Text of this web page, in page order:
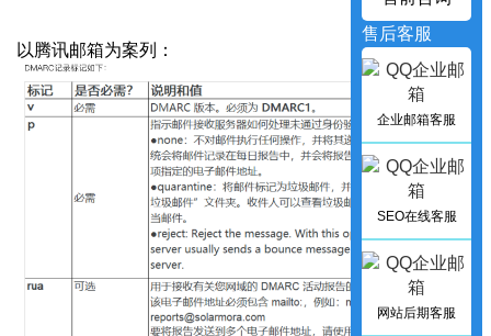
以腾讯邮箱为案列：
售后客服
企业邮箱客服
SEO在线客服
网站后期客服